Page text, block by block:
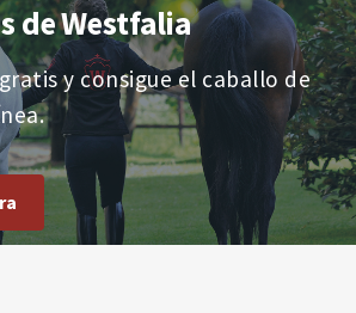
de Westfalia
y consigue el caballo de